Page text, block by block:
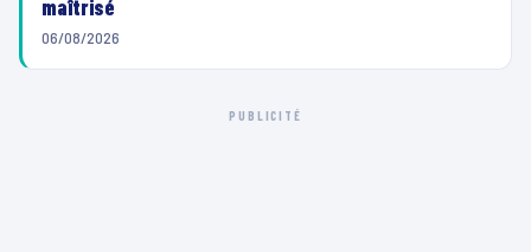
maîtrisé
06/08/2026
PUBLICITÉ